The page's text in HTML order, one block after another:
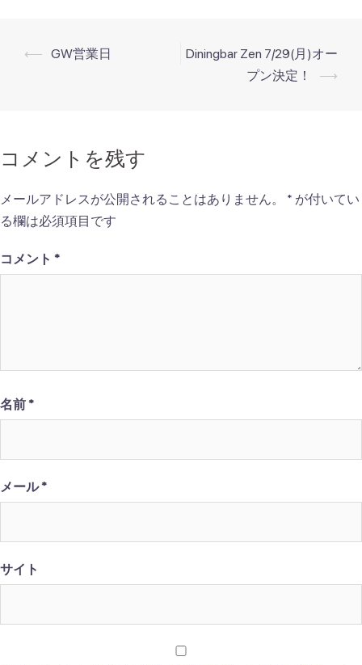
投
ゲ
ー
シ
ョ
ン
⟵ GW営業日
Diningbar Zen 7/29(月)オー
プン決定！
⟶
コメントを残す
メールアドレスが公開されることはありません。 * が付いてい
る欄は必須項目です
コメント *
名前*
メール*
サイト